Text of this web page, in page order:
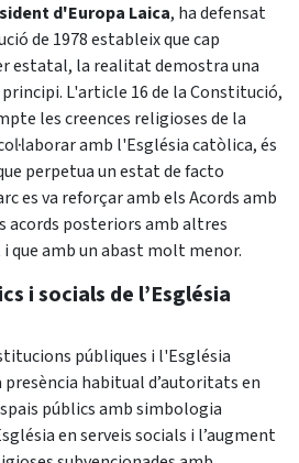
d'Europa Laica, ha defensat
de 1978 estableix que cap
estatal, la realitat demostra una
L'article 16 de la Constitució,
les creences religioses de la
amb l'Església catòlica, és
perpetua un estat de facto
es va reforçar amb els Acords amb
acords posteriors amb altres
que amb un abast molt menor.
i socials de l’Església
públiques i l'Església
habitual d’autoritats en
públics amb simbologia
en serveis socials i l’augment